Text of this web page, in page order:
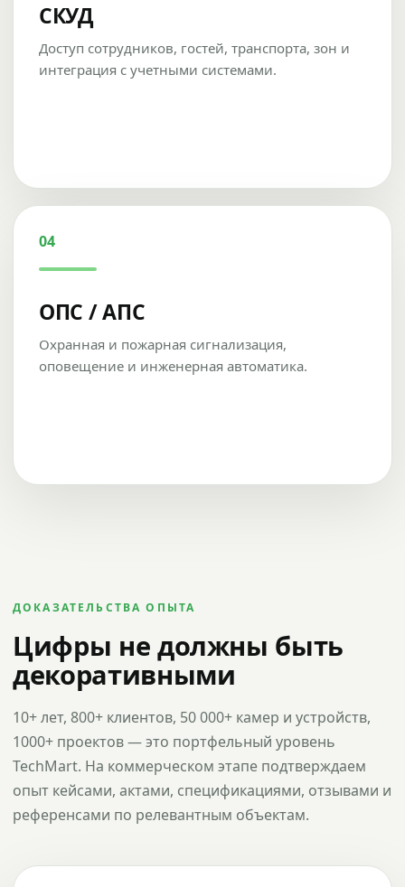
СКУД
Доступ сотрудников, гостей, транспорта, зон и
интеграция с учетными системами.
04
ОПС / АПС
Охранная и пожарная сигнализация,
оповещение и инженерная автоматика.
ДОКАЗАТЕЛЬСТВА ОПЫТА
Цифры не должны быть
декоративными
10+ лет, 800+ клиентов, 50 000+ камер и устройств,
1000+ проектов — это портфельный уровень
TechMart. На коммерческом этапе подтверждаем
опыт кейсами, актами, спецификациями, отзывами и
референсами по релевантным объектам.